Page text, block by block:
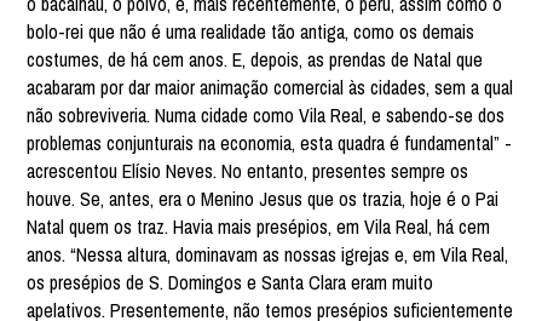
bolo-rei que não é uma realidade tão antiga, como os demais
costumes, de há cem anos. E, depois, as prendas de Natal que
acabaram por dar maior animação comercial às cidades, sem a qual
não sobreviveria. Numa cidade como Vila Real, e sabendo-se dos
problemas conjunturais na economia, esta quadra é fundamental” -
acrescentou Elísio Neves. No entanto, presentes sempre os
houve. Se, antes, era o Menino Jesus que os trazia, hoje é o Pai
Natal quem os traz. Havia mais presépios, em Vila Real, há cem
anos. “Nessa altura, dominavam as nossas igrejas e, em Vila Real,
os presépios de S. Domingos e Santa Clara eram muito
apelativos. Presentemente, não temos presépios suficientemente